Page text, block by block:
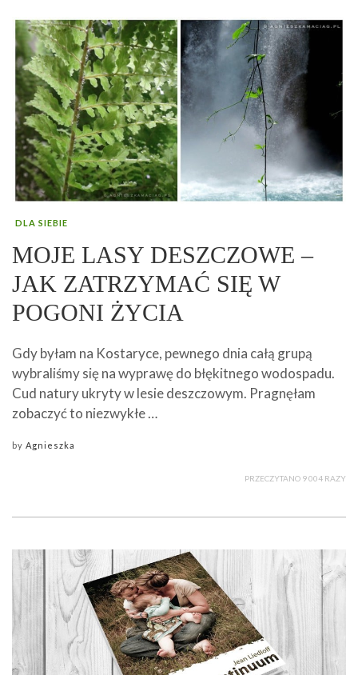
DLA SIEBIE
MOJE LASY DESZCZOWE –
JAK ZATRZYMAĆ SIĘ W
POGONI ŻYCIA
Gdy byłam na Kostaryce, pewnego dnia całą grupą
wybraliśmy się na wyprawę do błękitnego wodospadu.
Cud natury ukryty w lesie deszczowym. Pragnęłam
zobaczyć to niezwykłe …
by Agnieszka
PRZECZYTANO 9 004 RAZY